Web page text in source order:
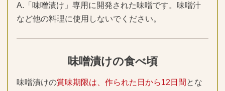
A.「味噌漬け」専用に開発された味噌です。味噌汁
など他の料理に使用しないでください。
味噌漬けの食べ頃
味噌漬けの賞味期限は、作られた日から12日間 とな